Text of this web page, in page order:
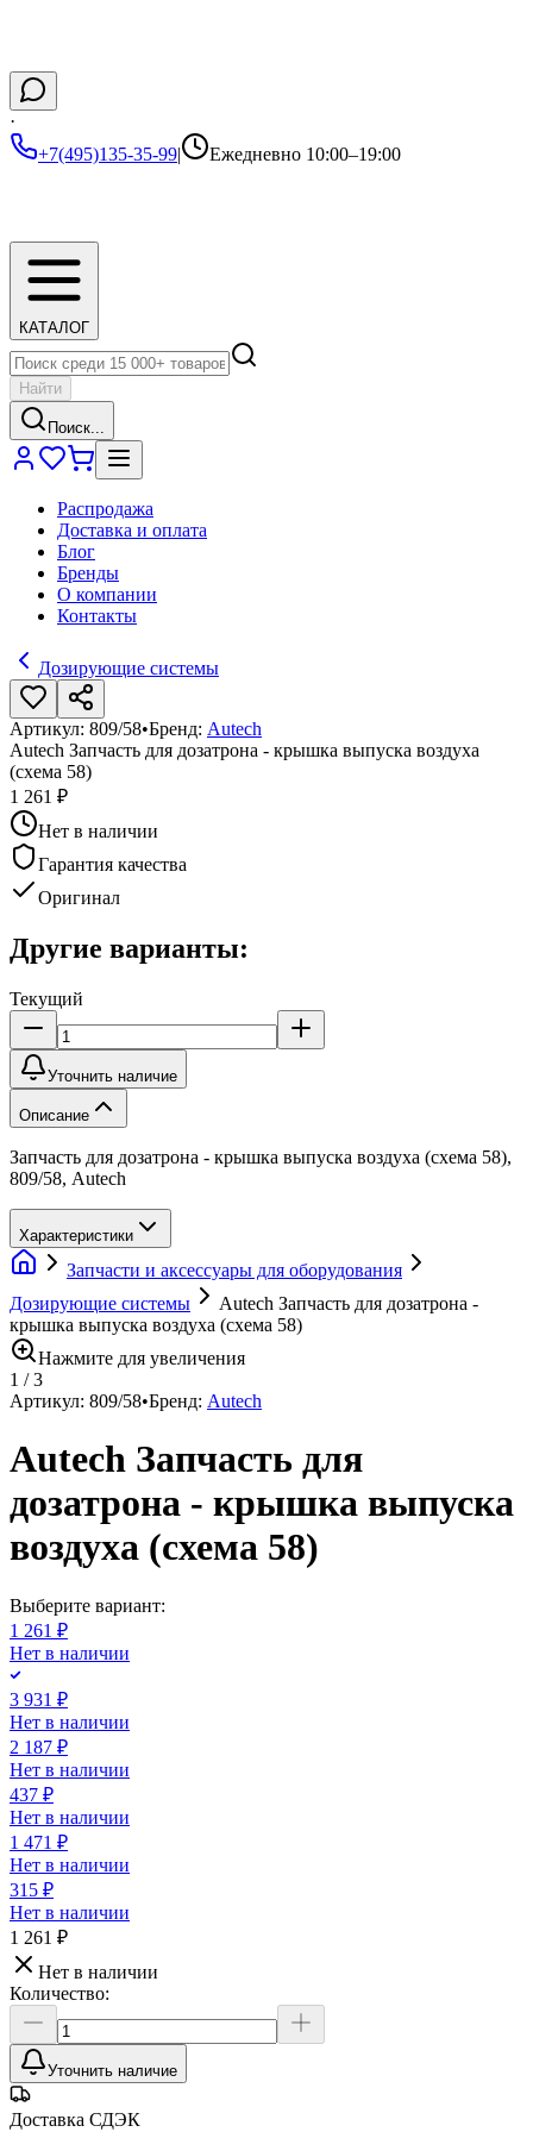
·
+7(495)135-35-99| Ежедневно 10:00–19:00
КАТАЛОГ
Найти
Поиск...
Распродажа
Доставка и оплата
Блог
Бренды
О компании
Контакты
Дозирующие системы
Артикул: 809/58•Бренд: Autech
Autech Запчасть для дозатрона - крышка выпуска воздуха
(схема 58)
1 261 ₽
Нет в наличии
Гарантия качества
Оригинал
Другие варианты:
Текущий
Уточнить наличие
Описание
Запчасть для дозатрона - крышка выпуска воздуха (схема 58),
809/58, Autech
Характеристики
Запчасти и аксессуары для оборудования
Дозирующие системы
Autech Запчасть для дозатрона -
крышка выпуска воздуха (схема 58)
Нажмите для увеличения
1 /3
Артикул: 809/58•Бренд: Autech
Autech Запчасть для
дозатрона - крышка выпуска
воздуха (схема 58)
Выберите вариант:
1 261 ₽
Нет в наличии
3 931 ₽
Нет в наличии
2 187 ₽
Нет в наличии
437 ₽
Нет в наличии
1 471 ₽
Нет в наличии
315 ₽
Нет в наличии
1 261 ₽
Нет в наличии
Количество:
Уточнить наличие
Доставка СДЭК